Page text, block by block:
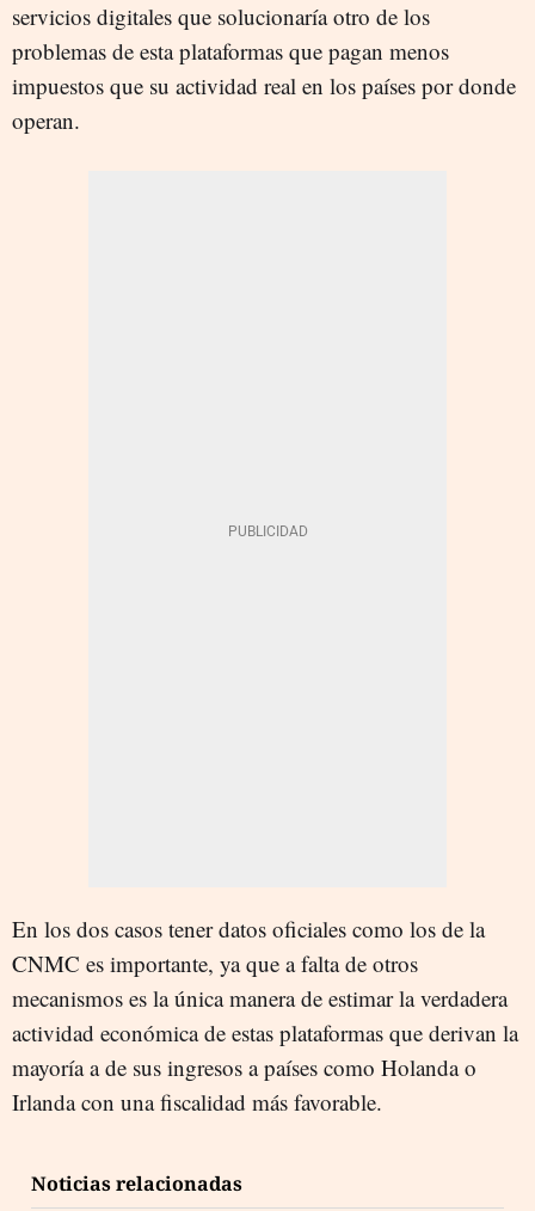
servicios digitales que solucionaría otro de los
problemas de esta plataformas que pagan menos
impuestos que su actividad real en los países por donde
operan.
En los dos casos tener datos oficiales como los de la
CNMC es importante, ya que a falta de otros
mecanismos es la única manera de estimar la verdadera
actividad económica de estas plataformas que derivan la
mayoría a de sus ingresos a países como Holanda o
Irlanda con una fiscalidad más favorable.
Noticias relacionadas